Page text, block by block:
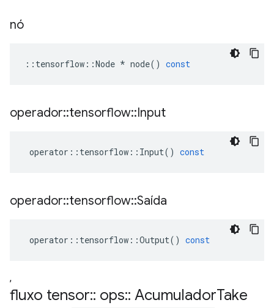
nó
:: tensorflow ::Node * node() const
operador::tensorflow::Input
operator :: tensorflow :: Input() const
operador::tensorflow::Saída
operator :: tensorflow ::Output() const
,
fluxo tensor:: ops:: AcumuladorTake